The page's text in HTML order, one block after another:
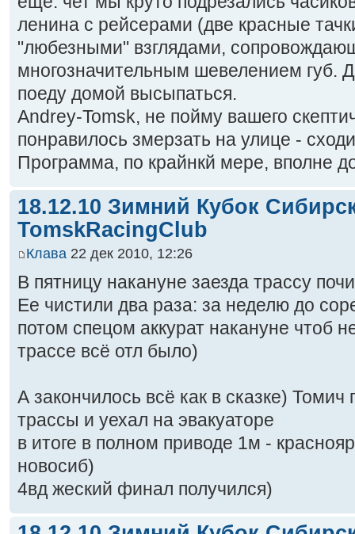
ленина с рейсерами (две красные
"любезными" взглядами,
многозначительным шевелением губ.
поеду домой высыпаться.
Andrey-Tomsk, не пойму вашего
понравилось змерзать на улице -
Программа, по крайнкй мере, вполне
18.12.10 Зимний Кубок
TomskRacingClub
Клава 22 дек 2010, 12:26
В пятницу накануне заезда трассу
Ее чистили два раза: за неделю до
потом спецом аккурат накануне чтоб
трассе всё отл было)
А закончилось всё как в сказке)
трассы и уехал на эвакуаторе
в итоге в полном приводе 1м -
новосиб)
4вд жеский финал получился)